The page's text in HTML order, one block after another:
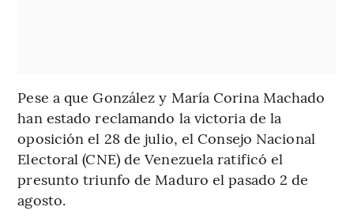
Pese a que González y María Corina Machado
han estado reclamando la victoria de la
oposición el 28 de julio, el Consejo Nacional
Electoral (CNE) de Venezuela ratificó el
presunto triunfo de Maduro el pasado 2 de
agosto.